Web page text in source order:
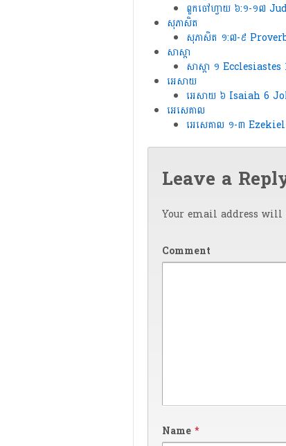
ពួក​ចៅ​ហ្វាយ ៦:១-១៧
សុភាសិត
សុភាសិត ១:៧-៩
សាស្តា
សាស្តា ១
អេសាយ
អេសាយ ៦ Isaiah 6
អេសេគាល
អេសេគាល ១-៣
Leave a
Your email address will
Comment
Name *